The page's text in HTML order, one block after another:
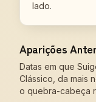
lado.
Aparições
Datas em que
Clássico, da mais
o quebra-cabeça